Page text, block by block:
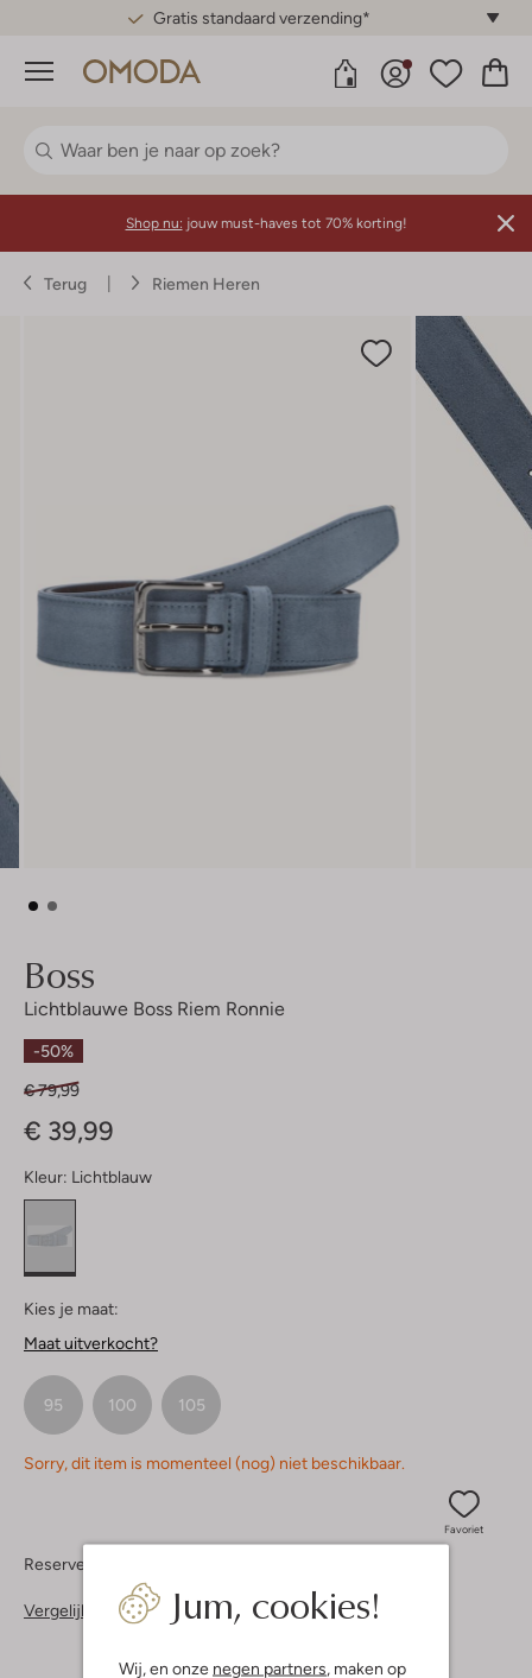
Gratis standaard verzending*
Menu
Jum, cookies!
Wij, en onze negen partners , maken op
Shop nu: jouw must-haves tot 70% korting!
Terug Riemen Heren
Boss
Lichtblauwe Boss Riem Ronnie
-50%
€ 79,99
€ 39,99
Kleur: Lichtblauw
Kies je maat:
Maat uitverkocht?
95 100 105
Sorry, dit item is momenteel (nog) niet beschikbaar.
Favoriet
Reserveer direct in een van onze 37 boutiques
Vergelijkbare items